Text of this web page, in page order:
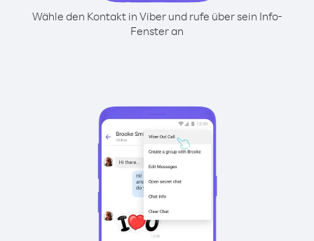
Wähle den Kontakt in Viber und rufe über sein Info-
Fenster an